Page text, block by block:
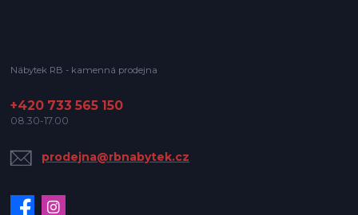
Nábytek RB - kamenná prodejna
+420 733 565 150
08.30-17.00
prodejna@rbnabytek.cz